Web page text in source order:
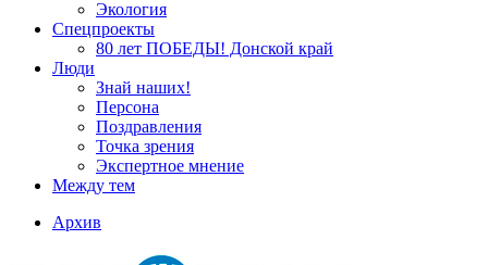
Экология
Спецпроекты
80 лет ПОБЕДЫ! Донской край
Люди
Знай наших!
Персона
Поздравления
Точка зрения
Экспертное мнение
Между тем
Архив